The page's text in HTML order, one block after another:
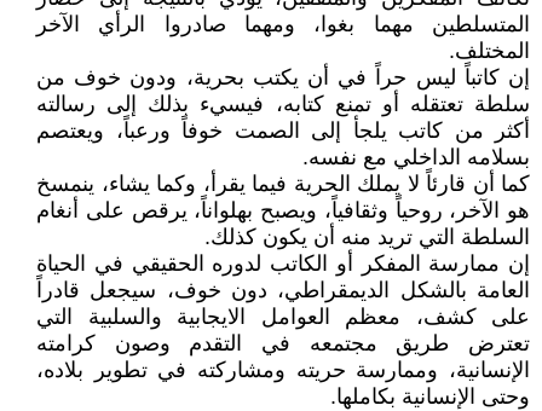
المتسلطين مهما بغوا، ومهما صادروا الرأي الآخر
المختلف.
إن كاتباً ليس حراً في أن يكتب بحرية، ودون خوف من
سلطة تعتقله أو تمنع كتابه، فيسيء بذلك إلى رسالته
أكثر من كاتب يلجأ إلى الصمت خوفاً ورعباً، ويعتصم
بسلامه الداخلي مع نفسه.
كما أن قارئاً لا يملك الحرية فيما يقرأ، وكما يشاء، ينمسخ
هو الآخر، روحياً وثقافياً، ويصبح بهلواناً، يرقص على أنغام
السلطة التي تريد منه أن يكون كذلك.
إن ممارسة المفكر أو الكاتب لدوره الحقيقي في الحياة
العامة بالشكل الديمقراطي، دون خوف، سيجعل قادراً
على كشف، معظم العوامل الايجابية والسلبية التي
تعترض طريق مجتمعه في التقدم وصون كرامته
الإنسانية، وممارسة حريته ومشاركته في تطوير بلاده،
وحتى الإنسانية بكاملها.